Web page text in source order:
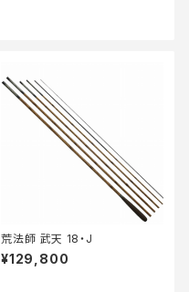
荒法師 武天 18・J
¥129,800